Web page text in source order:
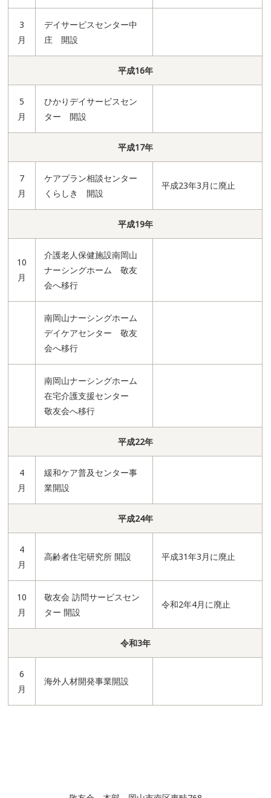
3
月
デイサービスセンター中
庄 開設
平成16年
5
月
ひかりデイサービスセン
ター 開設
平成17年
7
月
ケアプラン相談センター
くらしき 開設
平成23年3月に廃止
平成19年
10
月
介護老人保健施設南岡山
ナーシングホーム 敬友
会へ移行
南岡山ナーシングホーム
デイケアセンター 敬友
会へ移行
南岡山ナーシングホーム
在宅介護支援センター
敬友会へ移行
平成22年
4
月
緩和ケア普及センター事
業開設
平成24年
4
月
高齢者住宅研究所 開設 平成31年3月に廃止
10
月
敬友会 訪問サービスセン
ター 開設
令和2年4月に廃止
令和3年
6
月
海外人材開発事業開設